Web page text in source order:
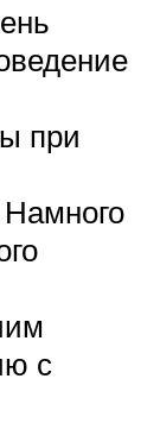
при
с